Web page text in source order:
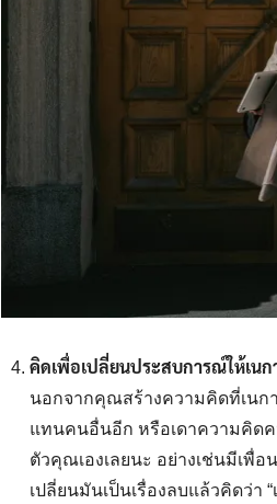
for:
คิดเพื่อเปลี่ยนประสบการณ์ให้เน
นอกจากคุณสร้างความคิดที่เนก
แทนคนอื่นอีก หรือเดาความคิด
ตัวคุณเองเลยนะ อย่างเช่นมีเ
เปลี่ยนมันเป็นเรื่องลบแล้วคิดว่า